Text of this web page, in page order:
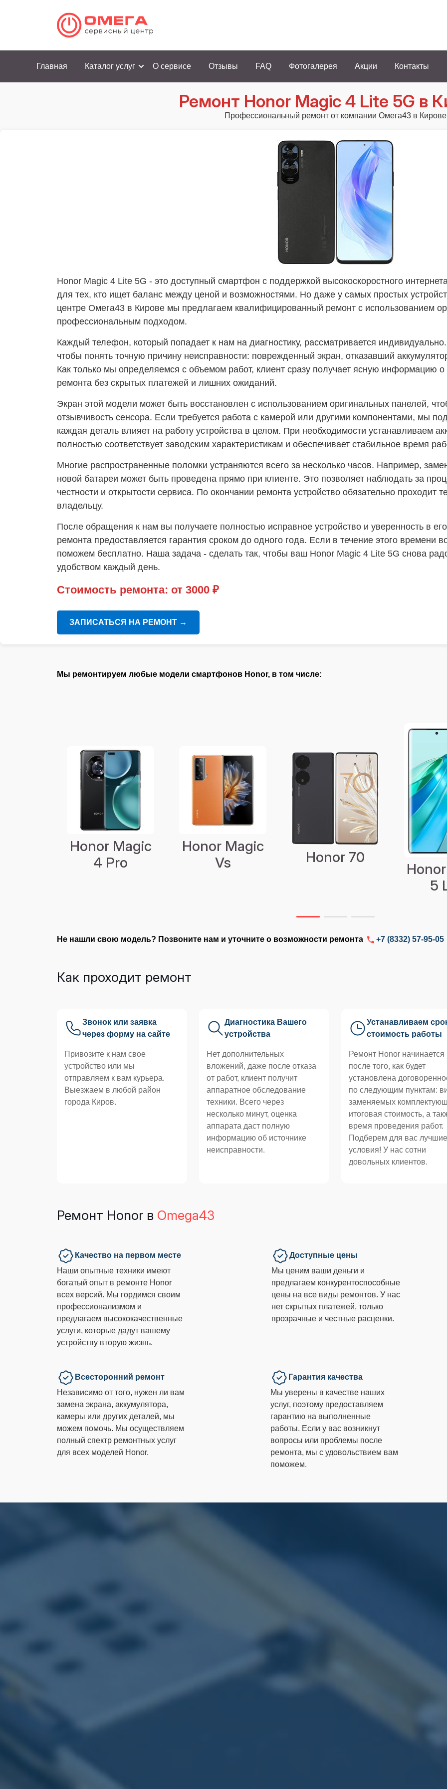
Главная Каталог услуг О сервисе Отзывы FAQ Фотогалерея Акции Контакты
Ремонт Honor Magic 4 Lite 5G в
Профессиональный ремонт от компании Омега43 в Кирове
Honor Magic 4 Lite 5G - это доступный смартфон с поддержкой высокоскоростного
для тех, кто ищет баланс между ценой и возможностями. Но даже у самых простых
центре Омега43 в Кирове мы предлагаем квалифицированный ремонт с использованием
профессиональным подходом.
Каждый телефон, который попадает к нам на диагностику, рассматривается
чтобы понять точную причину неисправности: поврежденный экран, отказавший
Как только мы определяемся с объемом работ, клиент сразу получает ясную информацию
ремонта без скрытых платежей и лишних ожиданий.
Экран этой модели может быть восстановлен с использованием оригинальных панелей,
отзывчивость сенсора. Если требуется работа с камерой или другими компонентами, мы
каждая деталь влияет на работу устройства в целом. При необходимости устанавливаем
полностью соответствует заводским характеристикам и обеспечивает стабильное время
Многие распространенные поломки устраняются всего за несколько часов. Например,
новой батареи может быть проведена прямо при клиенте. Это позволяет наблюдать за
честности и открытости сервиса. По окончании ремонта устройство обязательно проходит
владельцу.
После обращения к нам вы получаете полностью исправное устройство и уверенность в
ремонта предоставляется гарантия сроком до одного года. Если в течение этого времени
поможем бесплатно. Наша задача - сделать так, чтобы ваш Honor Magic 4 Lite 5G снова
удобством каждый день.
Стоимость ремонта: от 3000 ₽
ЗАПИСАТЬСЯ НА РЕМОНТ →
Мы ремонтируем любые модели смартфонов Honor, в том числе:
Honor Magic
4 Pro
Honor Magic
Vs
Honor 70
5
Не нашли свою модель? Позвоните нам и уточните о возможности ремонта +7 (8332) 57-95-05
Как проходит ремонт
Звонок или заявка
через форму на сайте
Привозите к нам свое
устройство или мы
отправляем к вам курьера.
Выезжаем в любой район
города Киров.
Диагностика Вашего
устройства
Нет дополнительных
вложений, даже после отказа
от работ, клиент получит
аппаратное обследование
техники. Всего через
несколько минут, оценка
аппарата даст полную
информацию об источнике
неисправности.
Устанавливаем
стоимость работы
Ремонт Honor начинается
после того, как будет
установлена
по следующим пунктам:
заменяемых
итоговая стоимость, а
время проведения работ.
Подберем для вас лучшие
условия! У нас сотни
довольных клиентов.
Ремонт Honor в Omega43
Качество на первом месте
Наши опытные техники имеют
богатый опыт в ремонте Honor
всех версий. Мы гордимся своим
профессионализмом и
предлагаем высококачественные
услуги, которые дадут вашему
устройству вторую жизнь.
Доступные цены
Мы ценим ваши деньги и
предлагаем конкурентоспособные
цены на все виды ремонтов. У нас
нет скрытых платежей, только
прозрачные и честные расценки.
Всесторонний ремонт
Независимо от того, нужен ли вам
замена экрана, аккумулятора,
камеры или других деталей, мы
можем помочь. Мы осуществляем
полный спектр ремонтных услуг
для всех моделей Honor.
Гарантия качества
Мы уверены в качестве наших
услуг, поэтому предоставляем
гарантию на выполненные
работы. Если у вас возникнут
вопросы или проблемы после
ремонта, мы с удовольствием вам
поможем.